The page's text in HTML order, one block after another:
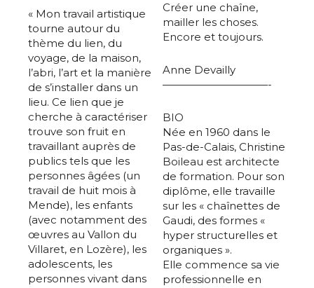
« Mon travail artistique
tourne autour du
thème du lien, du
voyage, de la maison,
l’abri, l’art et la manière
de s’installer dans un
lieu. Ce lien que je
cherche à caractériser
trouve son fruit en
travaillant auprès de
publics tels que les
personnes âgées (un
travail de huit mois à
Mende), les enfants
(avec notamment des
œuvres au Vallon du
Villaret, en Lozère), les
adolescents, les
personnes vivant dans
Créer une chaîne,
mailler les choses.
Encore et toujours.
Anne Devailly
——————————-
BIO
Née en 1960 dans le
Pas-de-Calais, Christine
Boileau est architecte
de formation. Pour son
diplôme, elle travaille
sur les « chaînettes de
Gaudi, des formes «
hyper structurelles et
organiques ».
Elle commence sa vie
professionnelle en